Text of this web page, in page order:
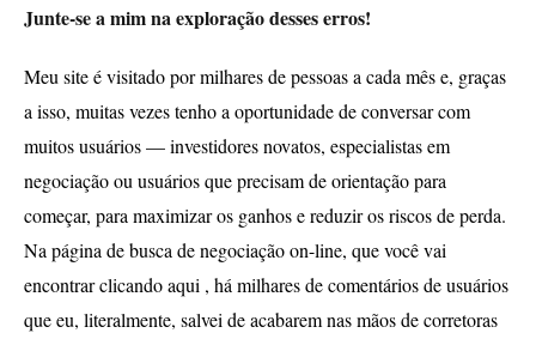
Junte-se a mim na exploração desses erros!
Meu site é visitado por milhares de pessoas a cada mês e, graças
a isso, muitas vezes tenho a oportunidade de conversar com
muitos usuários — investidores novatos, especialistas em
negociação ou usuários que precisam de orientação para
começar, para maximizar os ganhos e reduzir os riscos de perda.
Na página de busca de negociação on-line, que você vai
encontrar clicando aqui , há milhares de comentários de usuários
que eu, literalmente, salvei de acabarem nas mãos de corretoras